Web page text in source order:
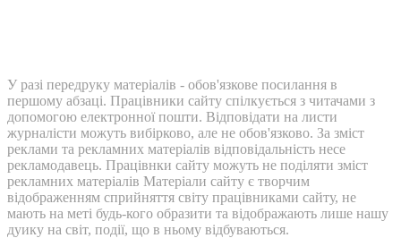
У разі передруку матеріалів - обов'язкове посилання в
першому абзаці. Працівники сайту спілкується з читачами з
допомогою електронної пошти. Відповідати на листи
журналісти можуть вибірково, але не обов'язково. За зміст
реклами та рекламних матеріалів відповідальність несе
рекламодавець. Працівнки сайту можуть не поділяти зміст
рекламних матеріалів Матеріали сайту є творчим
відображенням сприйняття світу працівниками сайту, не
мають на меті будь-кого образити та відображають лише нашу
дуику на світ, події, що в ньому відбуваються.